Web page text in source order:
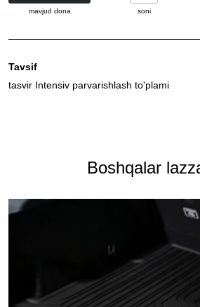
mavjud dona soni
Tavsif
tasvir Intensiv parvarishlash to'plami
Boshqalar